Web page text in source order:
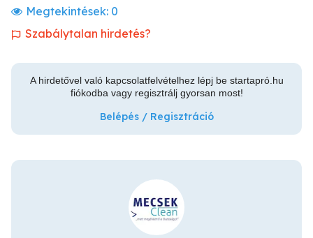
Megtekintések: 0
Szabálytalan hirdetés?
A hirdetővel való kapcsolatfelvételhez lépj be startapró.hu
fiókodba vagy regisztrálj gyorsan most!
Belépés / Regisztráció